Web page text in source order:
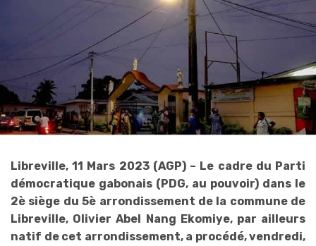
Libreville, 11 Mars 2023 (AGP) – Le cadre du Parti
démocratique gabonais (PDG, au pouvoir) dans le
2è siège du 5è arrondissement de la commune de
Libreville, Olivier Abel Nang Ekomiye, par ailleurs
natif de cet arrondissement, a procédé, vendredi,